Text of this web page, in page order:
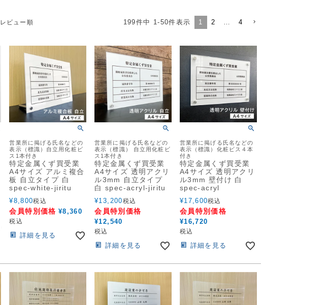
レビュー順 199件中 1-50件表示 1 2 … 4
営業所に掲げる氏名などの
表示（標識）自立用化粧ビ
ス1本付き
特定金属くず買受業
A4サイズ アルミ複合
板 自立タイプ 白
spec-white-jiritu
¥8,800税込
会員特別価格 ¥8,360
税込
詳細を見る
営業所に掲げる氏名などの
表示（標識） 自立用化粧ビ
ス1本付き
特定金属くず買受業
A4サイズ 透明アクリ
ル3mm 自立タイプ
白 spec-acryl-jiritu
¥13,200税込
会員特別価格
¥12,540
税込
詳細を見る
営業所に掲げる氏名などの
表示（標識）化粧ビス４本
付き
特定金属くず買受業
A4サイズ 透明アクリ
ル3mm 壁付け 白
spec-acryl
¥17,600税込
会員特別価格
¥16,720
税込
詳細を見る